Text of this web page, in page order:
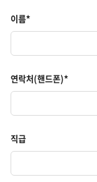
이름*
연락처(핸드폰)*
직급